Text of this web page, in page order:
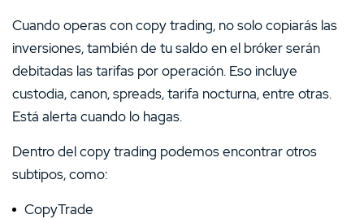
Cuando operas con copy trading, no solo copiarás las
inversiones, también de tu saldo en el bróker serán
debitadas las tarifas por operación. Eso incluye
custodia, canon, spreads, tarifa nocturna, entre otras.
Está alerta cuando lo hagas.
Dentro del copy trading podemos encontrar otros
subtipos, como:
CopyTrade